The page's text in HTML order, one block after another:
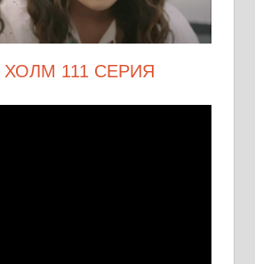
111 СЕРИЯ